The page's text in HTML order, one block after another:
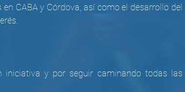
CABA y Córdova, así como el desarrollo del
y por seguir caminando todas las